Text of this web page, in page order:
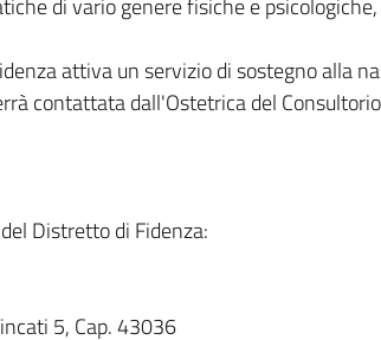
di vario genere fisiche e
attiva un servizio di sostegno alla
contattata dall'Ostetrica del
Distretto di Fidenza:
5, Cap. 43036